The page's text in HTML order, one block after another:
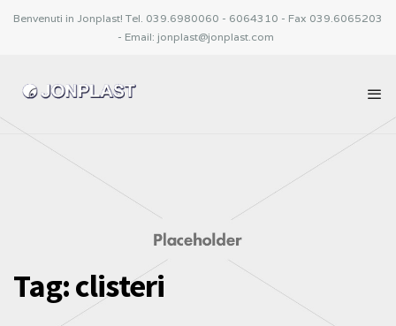
Benvenuti in Jonplast! Tel. 039.6980060 - 6064310 - Fax 039.6065203
- Email: jonplast@jonplast.com
Tag:clisteri